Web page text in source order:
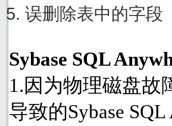
误删除表中的字段
Sybase SQL
1.因为物理磁盘故
导致的Sybase